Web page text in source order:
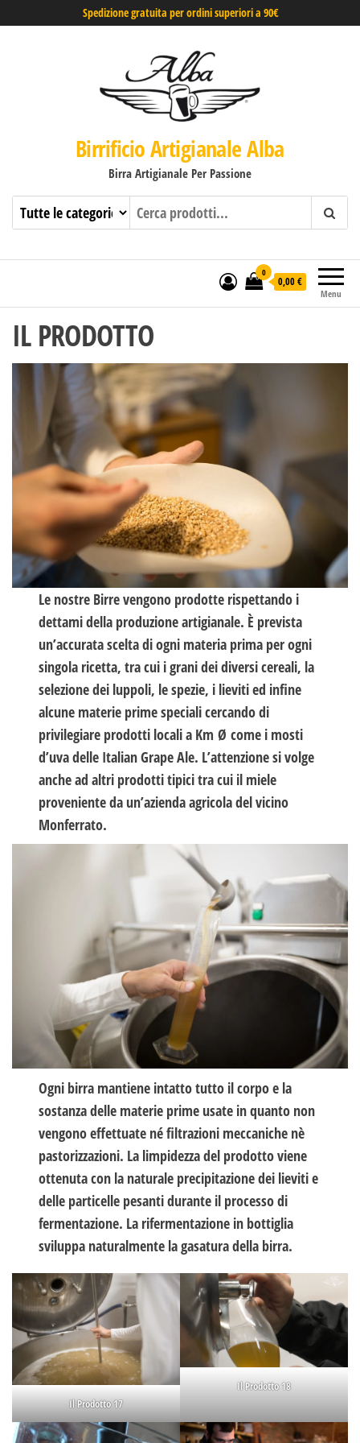
Spedizione gratuita per ordini superiori a 90€
Birrificio Artigianale Alba
Birra Artigianale Per Passione
Menu
0
0,00 €
IL PRODOTTO
Le nostre Birre vengono prodotte rispettando i
dettami della produzione artigianale. È prevista
un’accurata scelta di ogni materia prima per ogni
singola ricetta, tra cui i grani dei diversi cereali, la
selezione dei luppoli, le spezie, i lieviti ed infine
alcune materie prime speciali cercando di
privilegiare prodotti locali a Km Ø come i mosti
d’uva delle Italian Grape Ale. L’attenzione si volge
anche ad altri prodotti tipici tra cui il miele
proveniente da un’azienda agricola del vicino
Monferrato.
Ogni birra mantiene intatto tutto il corpo e la
sostanza delle materie prime usate in quanto non
vengono effettuate né filtrazioni meccaniche nè
pastorizzazioni. La limpidezza del prodotto viene
ottenuta con la naturale precipitazione dei lieviti e
delle particelle pesanti durante il processo di
fermentazione. La rifermentazione in bottiglia
sviluppa naturalmente la gasatura della birra.
Il Prodotto 17
Il Prodotto 18